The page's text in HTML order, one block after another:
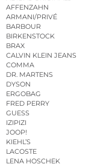
ADIDAS ORIGINALS
AFFENZAHN
ARMANI/PRIVÉ
BARBOUR
BIRKENSTOCK
BRAX
CALVIN KLEIN JEANS
COMMA
DR. MARTENS
DYSON
ERGOBAG
FRED PERRY
GUESS
IZIPIZI
JOOP!
KIEHL’S
LACOSTE